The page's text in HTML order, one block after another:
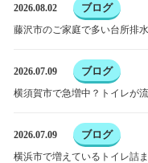
2026.08.02 ブログ
藤沢市のご家庭で多い台所排
2026.07.09 ブログ
横須賀市で急増中？トイレが
2026.07.09 ブログ
横浜市で増えているトイレ詰